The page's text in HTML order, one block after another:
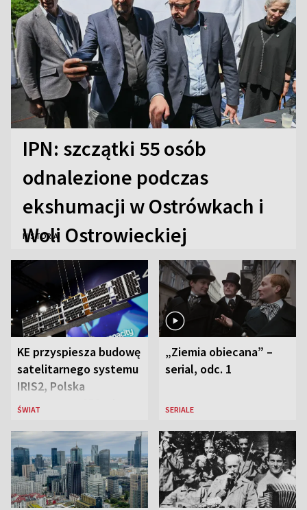
IPN: szczątki 55 osób
odnalezione podczas
ekshumacji w Ostrówkach i
Woli Ostrowieckiej
HISTORIA
KE przyspiesza budowę
satelitarnego systemu
IRIS2, Polska
przeznaczy 656 mln
ŚWIAT
„Ziemia obiecana” –
serial, odc. 1
SERIALE